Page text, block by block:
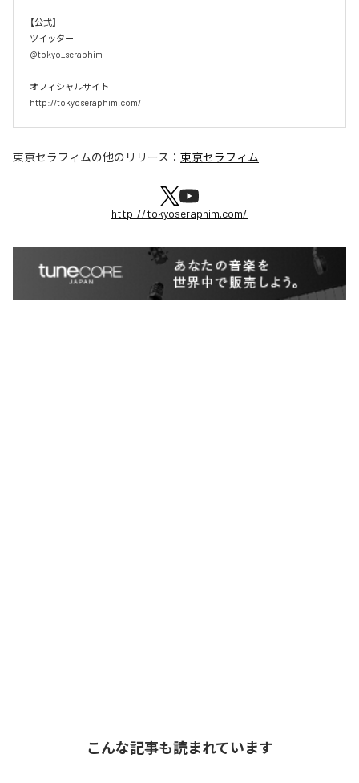
【公式】
ツイッター
@tokyo_seraphim
オフィシャルサイト
http://tokyoseraphim.com/
東京セラフィムの他のリリース： 東京セラフィム
http://tokyoseraphim.com/
こんな記事も読まれています